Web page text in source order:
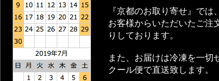
『京都のお取り寄せ』で
お客様からいただいたご注
りしております。
また、お届けは冷凍を一切
クール便で直送致します。